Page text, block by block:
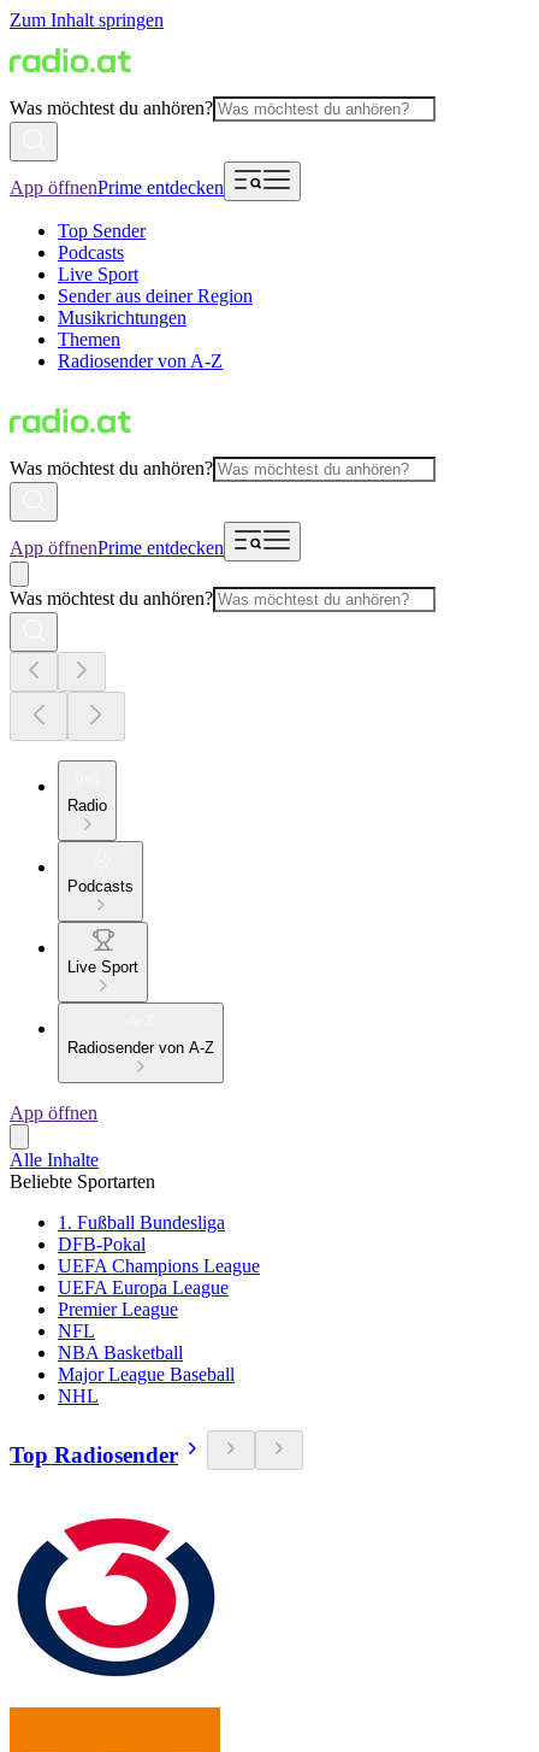
Zum Inhalt springen
Was möchtest du anhören?
App öffnenPrime entdecken
Top Sender
Podcasts
Live Sport
Sender aus deiner Region
Musikrichtungen
Themen
Radiosender von A-Z
Was möchtest du anhören?
App öffnenPrime entdecken
Was möchtest du anhören?
Radio
Podcasts
Live Sport
Radiosender von A-Z
App öffnen
Alle Inhalte
Beliebte Sportarten
1. Fußball Bundesliga
DFB-Pokal
UEFA Champions League
UEFA Europa League
Premier League
NFL
NBA Basketball
Major League Baseball
NHL
Top Radiosender